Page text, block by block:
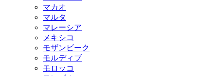
マカオ
マルタ
マレーシア
メキシコ
モザンビーク
モルディブ
モロッコ